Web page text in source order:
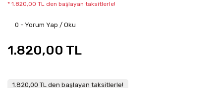
* 1.820,00 TL den başlayan taksitlerle!
0 - Yorum Yap / Oku
1.820,00 TL
1.820,00 TL den başlayan taksitlerle!